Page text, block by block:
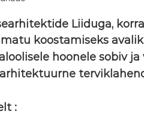
Liiduga,
koostamiseks
hoonele sobiv ja
: